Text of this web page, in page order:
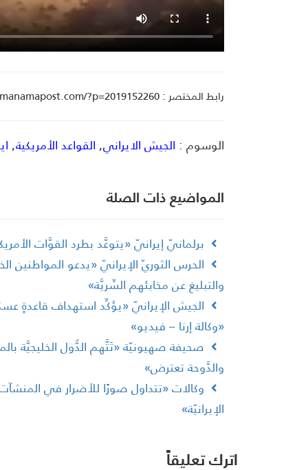
رابط المختصر : manamapost.com/?p=2019152260
الوسوم : الجيش الايراني, القواعد الأمريكية,
المواضیع ذات الصلة
برلمانيّ إيرانيّ «يتوعَّد بطرد القوَّات
الحرس الثوريّ الإيرانيّ «يدعو المواطنين
والتبليغ عن مخابئهم السِّريَّة»
الجيش الإيرانيّ «يؤكِّد استهداف قاعدةٍ
«وكالة إرنا – فيديو»
صحيفة صهيونيّة «تَتَّهم الدُّول الخليجيَّة
والدَّوحة تعترض»
وكالات «تتداول صورًا للأضرار في المنشآت
الإيرانيّة»
اترك تعليقاً